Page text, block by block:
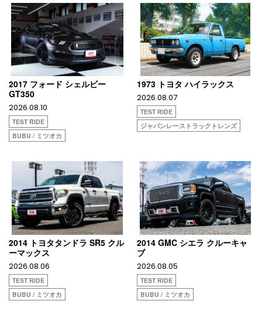
2017 フォード シェルビー
GT350
2026.08.10
TEST RIDE
BUBU / ミツオカ
1973 トヨタ ハイラックス
2026.08.07
TEST RIDE
ジャパンレーストラックトレンズ
2014 トヨタタンドラ SR5 クル
ーマックス
2026.08.06
TEST RIDE
BUBU / ミツオカ
2014 GMC シエラ クルーキャ
ブ
2026.08.05
TEST RIDE
BUBU / ミツオカ